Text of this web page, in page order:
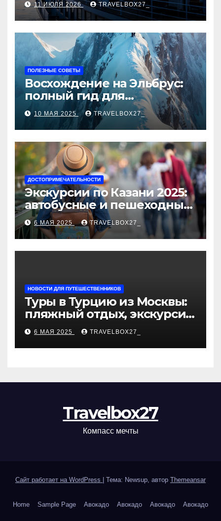
11 ИЮЛЯ 2026 TRAVELBOX27_
ПОЛЕЗНЫЕ СОВЕТЫ
Восхождение на Эльбрус:
полный гид для
покорителя высочайшей
вершины Европы
10 МАЯ 2025 TRAVELBOX27_
ДОСТОПРИМЕЧАТЕЛЬНОСТИ
Экскурсии по Казани 2025:
автобусные и пешеходные
туры от туроператора
«Казан360»
6 МАЯ 2025 TRAVELBOX27_
НОВОСТИ ДЛЯ ПУТЕШЕСТВЕННИКОВ
Туры в Турцию из Москвы:
пляжный отдых, экскурсии
и лучшие курорты
6 МАЯ 2025 TRAVELBOX27_
Travelbox27
Компасс мечты
Сайт работает на WordPress Тема: Newsup, автор Themeansar
Home Sample Page Авокадо Авокадо Авокадо Авокадо